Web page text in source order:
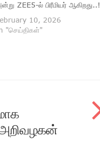
ZEE5-ல் பிரீமியர் ஆகிறது..!
10, 2026
"செய்திகள்"
அறிவழகன்